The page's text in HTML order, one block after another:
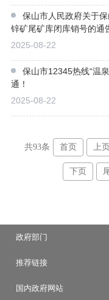
保山市人民政府关于
锌矿尾矿库闭库销号的通
2025-08-22
保山市12345热线“温
通！
2025-08-22
共93条 首页 上页
下页
政府部门
推荐链接
国内政府网站